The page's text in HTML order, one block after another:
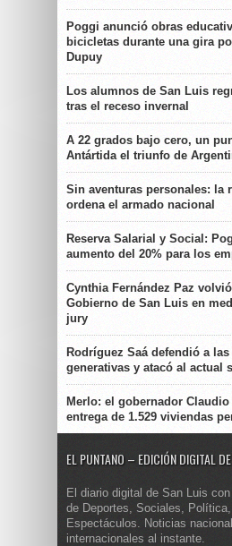
Poggi anunció obras
bicicletas durante una gira
Dupuy
Los alumnos de San Luis
tras el receso invernal
A 22 grados bajo cero, un
Antártida el triunfo de
Sin aventuras personales: la
ordena el armado nacional
Reserva Salarial y Social:
aumento del 20% para los
Cynthia Fernández Paz
Gobierno de San Luis en
jury
Rodríguez Saá defendió a
generativas y atacó al actual
Merlo: el gobernador
entrega de 1.529 viviendas
EL PUNTANO – EDICIÓN DIGITAL
El diario digital de San Luis
de Deportes, Sociales, Política,
Espectáculos. Noticias
internacionales al instante.